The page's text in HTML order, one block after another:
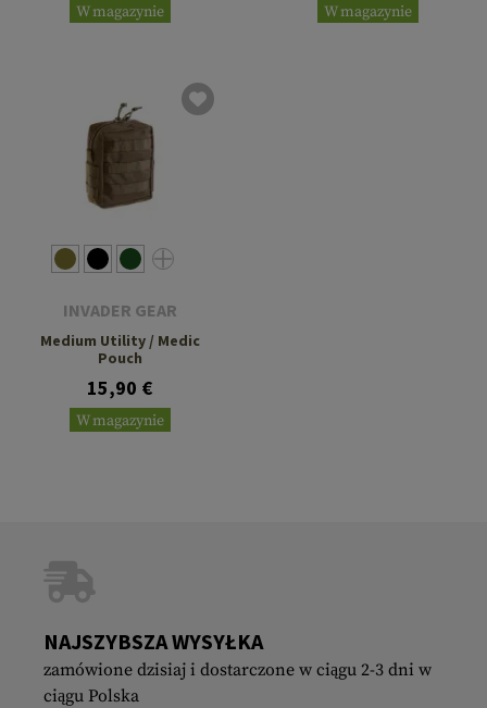
W magazynie W magazynie
INVADER GEAR
Medium Utility / Medic
Pouch
15,90 €
W magazynie
NAJSZYBSZA WYSYŁKA
zamówione dzisiaj i dostarczone w ciągu 2-3 dni w
ciągu Polska